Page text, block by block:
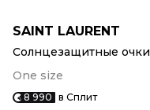
SAINT LAURENT
Солнцезащитные очки
One size
8 990 в Сплит